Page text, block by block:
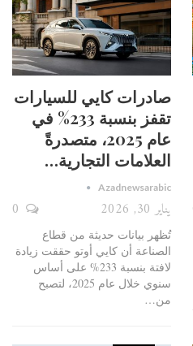
صادرات كايي للسيارات
تقفز بنسبة 233% في
عام 2025، متصدرةً
العلامات التجارية…
Azadnewsarabic
يناير 30, 2026
تُظهر بيانات حديثة من قطاع
الصناعة أن كايي أوتو حققت زيادة
لافتة بنسبة 233% على أساس
سنوي خلال عام 2025، لتصبح
من…